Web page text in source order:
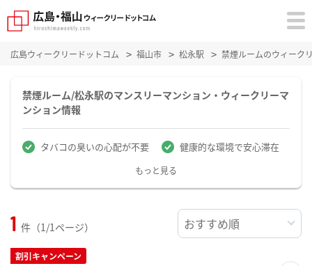
広島ウィークリードットコム 福山市 松永駅 禁煙ルームのウィーク
禁煙ルーム/松永駅のマンスリーマンション・ウィークリーマ
ンション情報
タバコの臭いの心配が不要 健康的な環境で安心滞在
もっと見る
1 件（1/1ページ）
割引キャンペーン